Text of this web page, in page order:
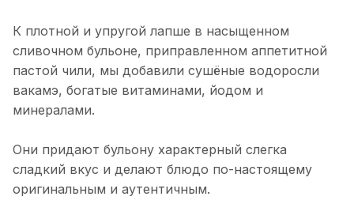
К плотной и упругой лапше в насыщенном
сливочном бульоне, приправленном аппетитной
пастой чили, мы добавили сушёные водоросли
вакамэ, богатые витаминами, йодом и
минералами.
Они придают бульону характерный слегка
сладкий вкус и делают блюдо по-настоящему
оригинальным и аутентичным.